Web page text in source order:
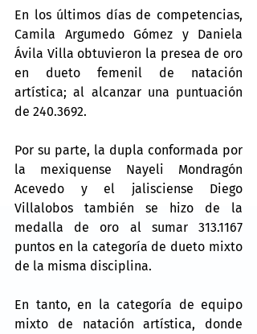
En los últimos días de competencias,
Camila Argumedo Gómez y Daniela
Ávila Villa obtuvieron la presea de oro
en dueto femenil de natación
artística; al alcanzar una puntuación
de 240.3692.
Por su parte, la dupla conformada por
la mexiquense Nayeli Mondragón
Acevedo y el jalisciense Diego
Villalobos también se hizo de la
medalla de oro al sumar 313.1167
puntos en la categoría de dueto mixto
de la misma disciplina.
En tanto, en la categoría de equipo
mixto de natación artística, donde